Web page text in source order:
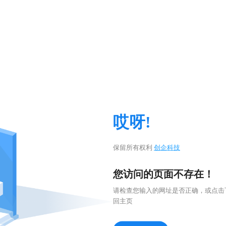
哎呀!
保留所有权利 创企科技
您访问的页面不存在！
请检查您输入的网址是否正确，或点
回主页